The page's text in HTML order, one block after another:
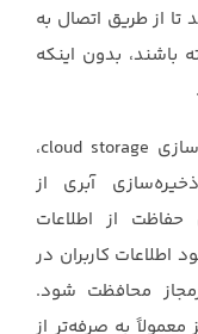
از طریق اتصال به
باشند، بدون اینکه
یکی از مزایای اصلی استفاده از ذخیره‌سازی cloud storage،
آبری ‏از
حفاظت از اطلاعات
‏اطلاعات کاربران در
محافظت شود.
به صرفه‌تر از